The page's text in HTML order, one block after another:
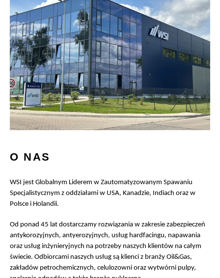
O NAS
WSI jest Globalnym Liderem w Zautomatyzowanym Spawaniu
Specjalistycznym z oddziałami w USA, Kanadzie, Indiach oraz w
Polsce i Holandii.
Od ponad 45 lat dostarczamy rozwiązania w zakresie zabezpieczeń
antykorozyjnych, antyerozyjnych, usług hardfacingu, napawania
oraz usług inżynieryjnych na potrzeby naszych klientów na całym
świecie. Odbiorcami naszych usług są klienci z branży Oil&Gas,
zakładów petrochemicznych, celulozowni oraz wytwórni pulpy,